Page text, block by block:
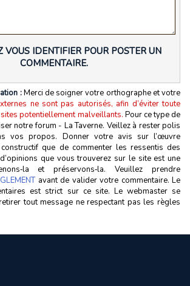
VOUS IDENTIFIER POUR POSTER UN
COMMENTAIRE.
:Merci de soigner votre orthographe et votre
ne sont pas autorisés, afin d’éviter toute
potentiellement malveillants. Pour ce type de
notre forum - La Taverne. Veillez à rester polis
vos propos. Donner votre avis sur l’œuvre
que de commenter les ressentis des
que vous trouverez sur le site est une
et préservons‑la. Veuillez prendre
avant de valider votre commentaire. Le
est strict sur ce site. Le webmaster se
tout message ne respectant pas les règles